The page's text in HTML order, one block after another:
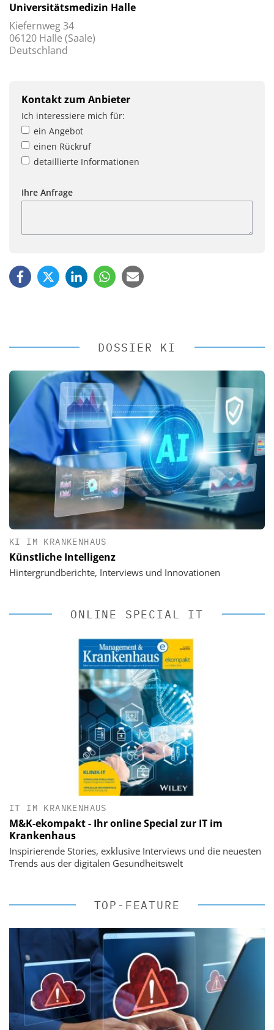
Universitätsmedizin Halle
Kiefernweg 34
06120 Halle (Saale)
Deutschland
Kontakt zum Anbieter
Ich interessiere mich für:
ein Angebot
einen Rückruf
detaillierte Informationen
Ihre Anfrage
DOSSIER KI
KI IM KRANKENHAUS
Künstliche Intelligenz
Hintergrundberichte, Interviews und Innovationen
ONLINE SPECIAL IT
IT IM KRANKENHAUS
M&K-ekompakt - Ihr online Special zur IT im
Krankenhaus
Inspirierende Stories, exklusive Interviews und die neuesten
Trends aus der digitalen Gesundheitswelt
TOP-FEATURE